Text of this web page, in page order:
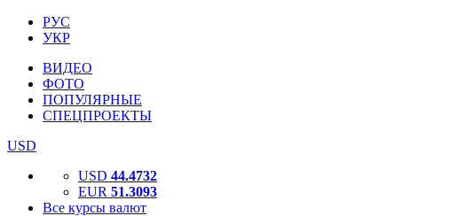
РУС
УКР
ВИДЕО
ФОТО
ПОПУЛЯРНЫЕ
СПЕЦПРОЕКТЫ
USD
USD 44.4732
EUR 51.3093
Все курсы валют